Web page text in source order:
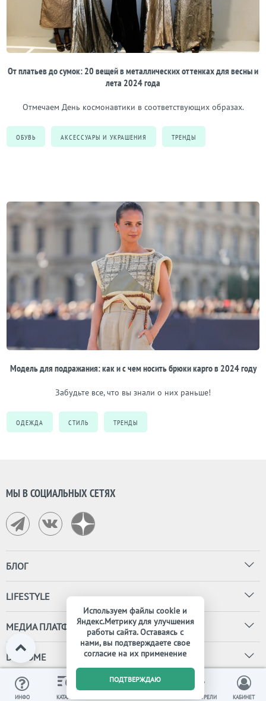
От платьев до сумок: 20 вещей в металлических оттенках для весны и
лета 2024 года
Отмечаем День космонавтики в соответствующих образах.
ОБУВЬ АКСЕССУАРЫ И УКРАШЕНИЯ ТРЕНДЫ
Модель для подражания: как и с чем носить брюки карго в 2024 году
Забудьте все, что вы знали о них раньше!
ОДЕЖДА СТИЛЬ ТРЕНДЫ
МЫ В СОЦИАЛЬНЫХ СЕТЯХ
БЛОГ
LIFESTYLE
МЕДИА ПЛАТФОРМА
DG HOME
ИНФО КАТАЛОГ
0
ВЫ СМОТРЕЛИ КАБИНЕТ
Используем файлы cookie и
Яндекс.Метрику для улучшения
работы сайта. Оставаясь с
нами, вы подтверждаете свое
согласие на их применение
ПОДТВЕРЖДАЮ